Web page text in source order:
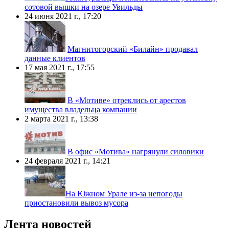
сотовой вышки на озере Увильды
24 июня 2021 г., 17:20
Магнитогорский «Билайн» продавал
данные клиентов
17 мая 2021 г., 17:55
В «Мотиве» отреклись от арестов
имущества владельца компании
2 марта 2021 г., 13:38
В офис «Мотива» нагрянули силовики
24 февраля 2021 г., 14:21
​На Южном Урале из-за непогоды
приостановили вывоз мусора
Лента новостей